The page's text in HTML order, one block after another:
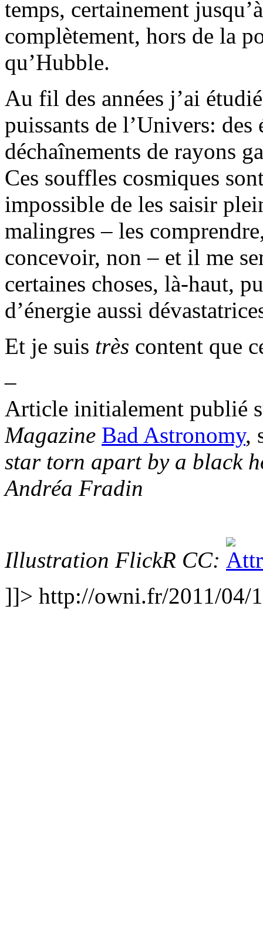
temps, certainement
complètement, hors de la
qu’Hubble.
Au fil des années j’ai
puissants de l’Univers:
déchaînements de rayons
Ces souffles cosmiques
impossible de les saisir
malingres – les
concevoir, non – et il me
certaines choses, là-haut,
d’énergie aussi
Et je suis très content que
–
Article initialement publié
Magazine Bad Astronomy,
star torn apart by a black
Andréa Fradin
Illustration FlickR CC:
]]> http://owni.fr/2011/04/